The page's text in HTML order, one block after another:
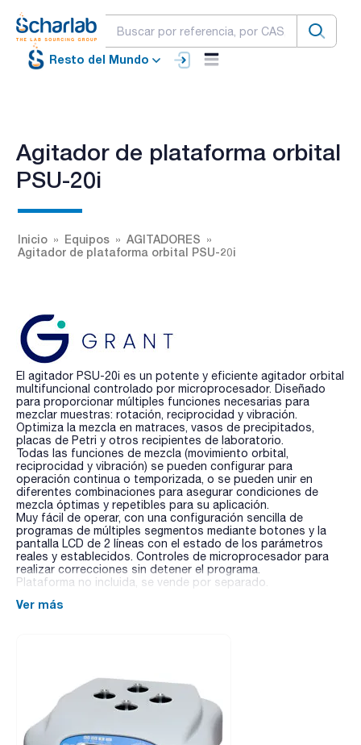
Resto del Mundo
Agitador de plataforma orbital
PSU-20i
Inicio Equipos
AGITADORES
Agitador de plataforma orbital PSU-20i
El agitador PSU-20i es un potente y eficiente agitador orbital
multifuncional controlado por microprocesador. Diseñado
para proporcionar múltiples funciones necesarias para
mezclar muestras: rotación, reciprocidad y vibración.
Optimiza la mezcla en matraces, vasos de precipitados,
placas de Petri y otros recipientes de laboratorio.
Todas las funciones de mezcla (movimiento orbital,
reciprocidad y vibración) se pueden configurar para
operación continua o temporizada, o se pueden unir en
diferentes combinaciones para asegurar condiciones de
mezcla óptimas y repetibles para su aplicación.
Muy fácil de operar, con una configuración sencilla de
programas de múltiples segmentos mediante botones y la
pantalla LCD de 2 líneas con el estado de los parámetros
reales y establecidos. Controles de microprocesador para
realizar correcciones sin detener el programa.
Plataforma no incluida, se vende por separado.
Ver más